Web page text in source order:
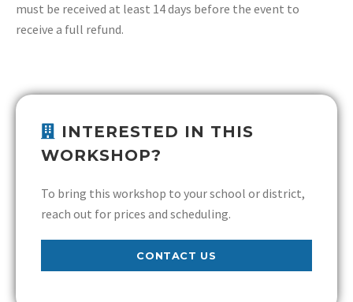
must be received at least 14 days before the event to
receive a full refund.
INTERESTED IN THIS
WORKSHOP?
To bring this workshop to your school or district,
reach out for prices and scheduling.
CONTACT US